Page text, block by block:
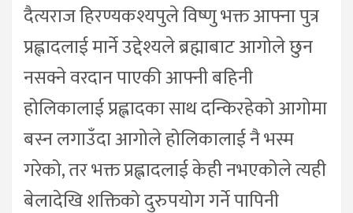
दैत्यराज हिरण्यकश्यपुले विष्णु भक्त आफ्ना पुत्र
प्रह्लादलाई मार्ने उद्देश्यले ब्रह्माबाट आगोले छुन
नसक्ने वरदान पाएकी आफ्नी बहिनी
होलिकालाई प्रह्लादका साथ दन्किरहेको आगोमा
बस्न लगाउँदा आगोले होलिकालाई नै भस्म
गरेको, तर भक्त प्रह्लादलाई केही नभएकोले त्यही
बेलादेखि शक्तिको दुरुपयोग गर्ने पापिनी